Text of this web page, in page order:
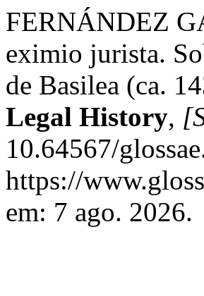
FERNÁNDEZ
eximio jurista.
de Basilea (ca.
Legal History,
10.64567/
https://
em: 7 ago. 2026.